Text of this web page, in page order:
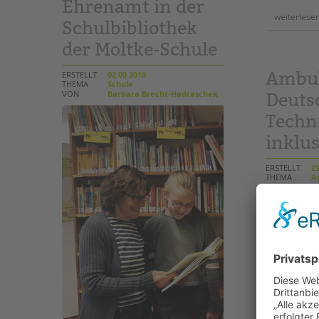
weiterlesen
Ehrenamt in der
Schulbibliothek
der Moltke-Schule
ERSTELLT
02.09.2019
THEMA
Schule
VON
Barbara Brecht-Hadraschek
ERSTELLT
THEMA
VON
Deutsches
Zwölf
worden,
und mit